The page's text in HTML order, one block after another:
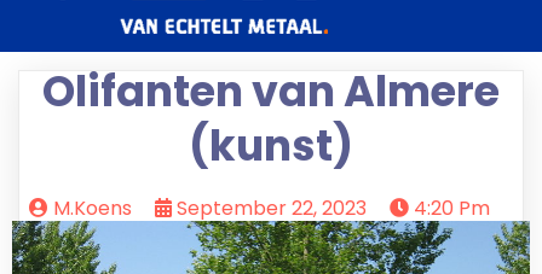
Olifanten van Almere
(kunst)
M.koens September 22, 2023 4:20 Pm